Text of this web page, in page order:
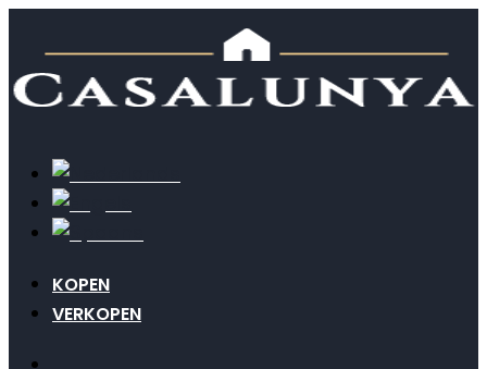
KOPEN
VERKOPEN